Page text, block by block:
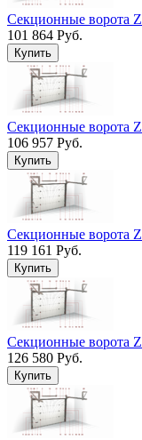
Секционные ворота
101 864 Руб.
Секционные ворота
106 957 Руб.
Секционные ворота
119 161 Руб.
Секционные ворота
126 580 Руб.